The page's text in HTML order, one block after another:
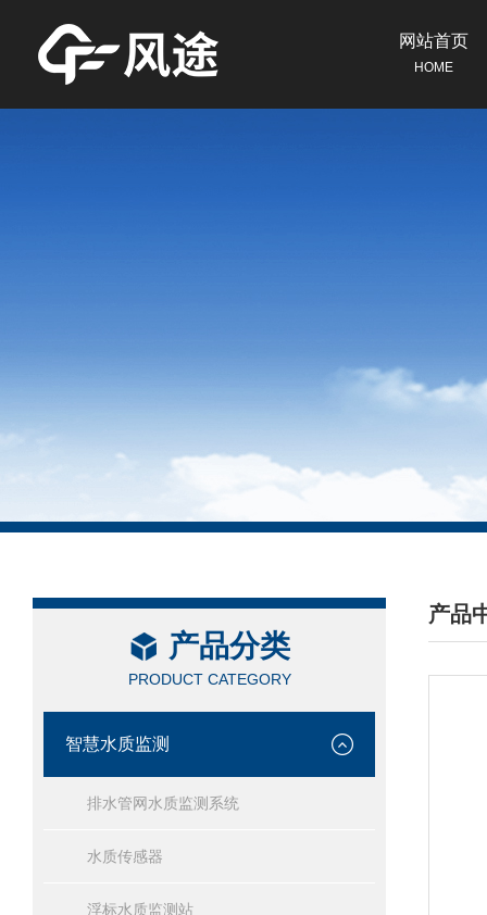
网站首页
HOME
产品分类
PRODUCT CATEGORY
智慧水质监测
排水管网水质监测系统
水质传感器
浮标水质监测站
产品
/